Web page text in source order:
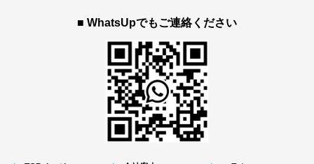
■ WhatsUpでもご連絡ください